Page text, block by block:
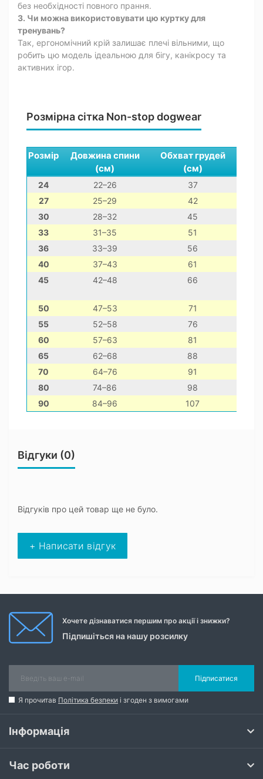
без необхідності повного прання.
3. Чи можна використовувати цю куртку для
тренувань?
Так, ергономічний крій залишає плечі вільними, що
робить цю модель ідеальною для бігу, канікросу та
активних ігор.
Розмірна сітка Non-stop dogwear
Розмір
Довжина спини
(см)
Обхват грудей
(см)
24 22–26 37
27
25–29 42
30
28–32
45
33
31–35 51
36
33–39
56
40
37–43 61
45
42–48 66
50 47–53
71
55
52–58 76
60
57–63
81
65
62–68
88
70
64–76 91
80
74–86
98
90
84–96 107
Відгуки (0)
Відгуків про цей товар ще не було.
+ Написати відгук
Хочете дізнаватися першим про акції і знижки?
Підпишіться на нашу розсилку
Підписатися
Я прочитав Політика безпеки і згоден з вимогами
Інформація
Час роботи